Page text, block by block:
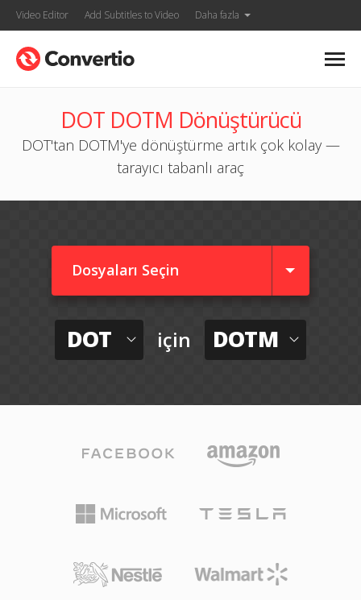
Video Editor Add Subtitles to Video Daha fazla
DOT DOTM Dönüştürücü
DOT'tan DOTM'ye dönüştürme artık çok kolay —
tarayıcı tabanlı araç
Dosyaları Seçin
DOT için DOTM